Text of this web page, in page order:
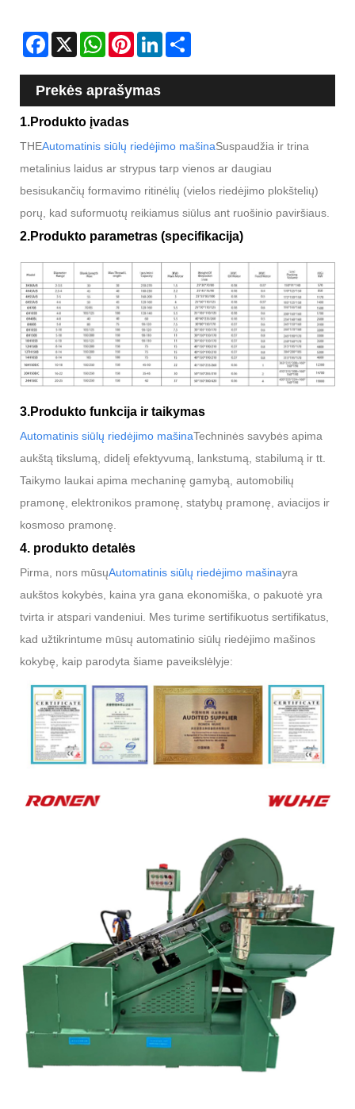
Facebook
X WhatsAppPinterestLinkedIn
Prekės aprašymas
1.Produkto įvadas
THEAutomatinis siūlų riedėjimo mašinaSuspaudžia ir trina
metalinius laidus ar strypus tarp vienos ar daugiau
besisukančių formavimo ritinėlių (vielos riedėjimo plokštelių)
porų, kad suformuotų reikiamus siūlus ant ruošinio paviršiaus.
2.Produkto parametras (specifikacija)
3.Produkto funkcija ir taikymas
Automatinis siūlų riedėjimo mašinaTechninės savybės apima
aukštą tikslumą, didelį efektyvumą, lankstumą, stabilumą ir tt.
Taikymo laukai apima mechaninę gamybą, automobilių
pramonę, elektronikos pramonę, statybų pramonę, aviacijos ir
kosmoso pramonę.
4. produkto detalės
Pirma, nors mūsųAutomatinis siūlų riedėjimo mašinayra
aukštos kokybės, kaina yra gana ekonomiška, o pakuotė yra
tvirta ir atspari vandeniui. Mes turime sertifikuotus sertifikatus,
kad užtikrintume mūsų automatinio siūlų riedėjimo mašinos
kokybę, kaip parodyta šiame paveikslėlyje: